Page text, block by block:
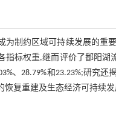
为制约区域可持续发展的
指标权重,继而评价了鄱阳
、28.79%和23.23%;研究
复重建及生态经济可持续